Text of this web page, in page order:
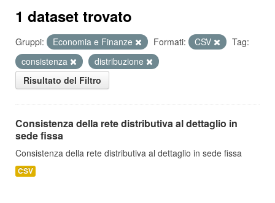
1 dataset trovato
Gruppi: Economia e Finanze Formati: CSV
Tag:
consistenza
distribuzione
Risultato del Filtro
Consistenza della rete distributiva al dettaglio in
sede fissa
Consistenza della rete distributiva al dettaglio in sede fissa
CSV